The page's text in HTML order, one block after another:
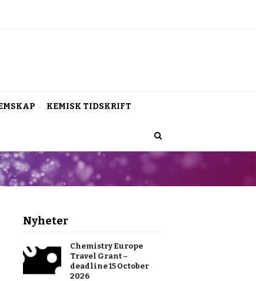
KEMISK TIDSKRIFT
Nyheter
Chemistry Europe
Travel Grant –
deadline 15 October
2026